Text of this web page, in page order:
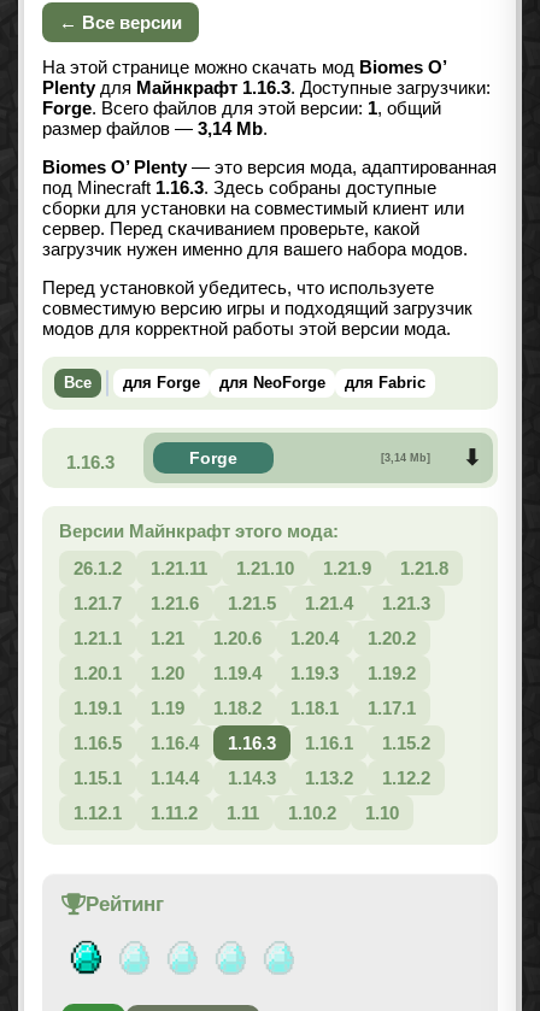
← Все версии
На этой странице можно скачать мод Biomes O’
Plentyдля Майнкрафт 1.16.3. Доступные загрузчики:
Forge. Всего файлов для этой версии: 1, общий
размер файлов — 3,14 Mb.
Biomes O’ Plenty— это версия мода, адаптированная
под Minecraft 1.16.3. Здесь собраны доступные
сборки для установки на совместимый клиент или
сервер. Перед скачиванием проверьте, какой
загрузчик нужен именно для вашего набора модов.
Перед установкой убедитесь, что используете
совместимую версию игры и подходящий загрузчик
модов для корректной работы этой версии мода.
Все для Forge для NeoForge для Fabric
1.16.3 Forge [3,14 Mb]
Версии Майнкрафт этого мода:
26.1.2
1.21.11 1.21.10 1.21.9
1.21.8
1.21.7
1.21.6 1.21.5 1.21.4
1.21.3
1.21.1
1.21 1.20.6 1.20.4
1.20.2
1.20.1
1.20 1.19.4 1.19.3
1.19.2
1.19.1
1.19 1.18.2 1.18.1
1.17.1
1.16.5
1.16.4 1.16.3 1.16.1
1.15.2
1.15.1
1.14.4 1.14.3 1.13.2
1.12.2
1.12.1
1.11.2 1.11 1.10.2 1.10
Рейтинг